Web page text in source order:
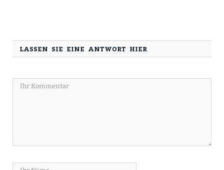
LASSEN SIE EINE ANTWORT HIER